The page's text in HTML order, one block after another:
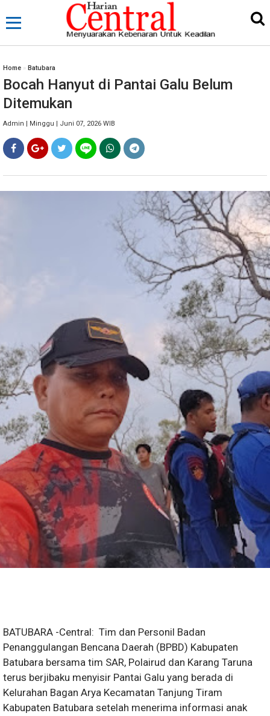
Home » Batubara
Bocah Hanyut di Pantai Galu Belum
Ditemukan
Admin | Minggu | Juni 07, 2026 WIB
BATUBARA -Central: Tim dan Personil Badan
Penanggulangan Bencana Daerah (BPBD) Kabupaten
Batubara bersama tim SAR, Polairud dan Karang Taruna
terus berjibaku menyisir Pantai Galu yang berada di
Kelurahan Bagan Arya Kecamatan Tanjung Tiram
Kabupaten Batubara setelah menerima informasi anak